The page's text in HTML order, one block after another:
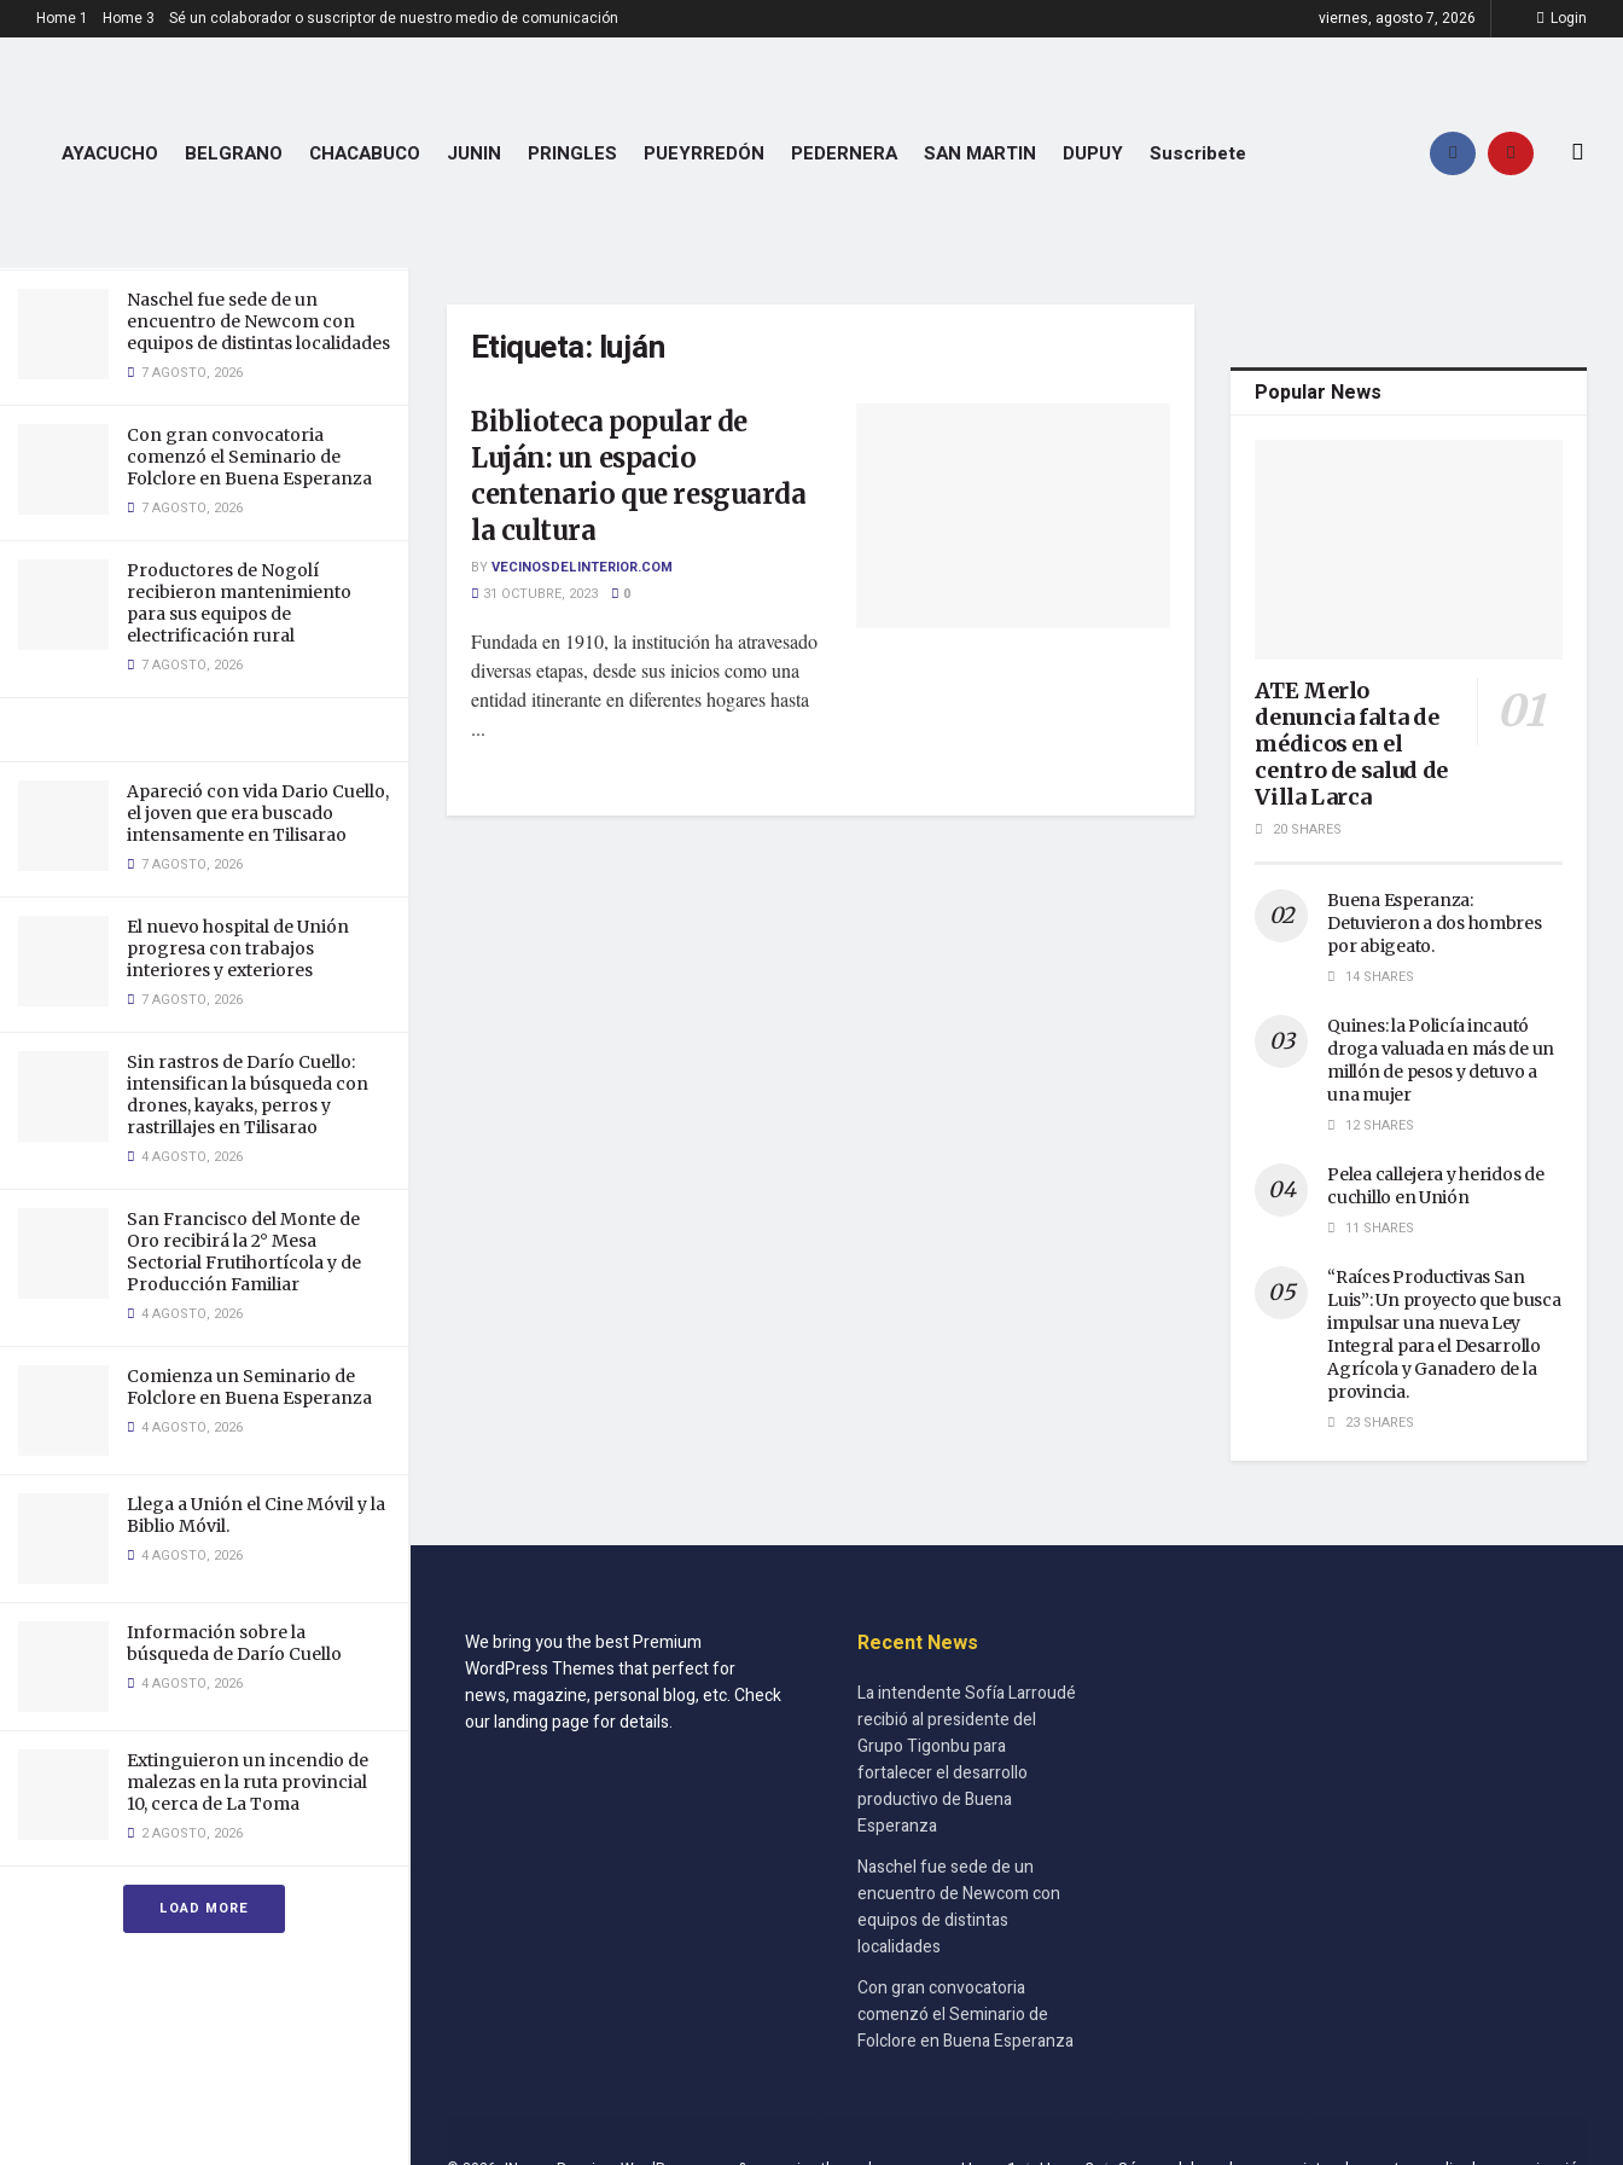
LATEST TRENDING
Tigonbu para fortalecer el
desarrollo productivo de Buena
Naschel fue sede de un
encuentro de Newcom con
equipos de distintas localidades
7 AGOSTO, 2026
Con gran convocatoria
comenzó el Seminario de
Folclore en Buena Esperanza
7 AGOSTO, 2026
Productores de Nogolí
recibieron mantenimiento
para sus equipos de
electrificación rural
7 AGOSTO, 2026
Apareció con vida Dario Cuello,
el joven que era buscado
intensamente en Tilisarao
7 AGOSTO, 2026
El nuevo hospital de Unión
progresa con trabajos
interiores y exteriores
7 AGOSTO, 2026
Sin rastros de Darío Cuello:
intensifican la búsqueda con
drones, kayaks, perros y
rastrillajes en Tilisarao
4 AGOSTO, 2026
San Francisco del Monte de
Oro recibirá la 2° Mesa
Sectorial Frutihortícola y de
Producción Familiar
4 AGOSTO, 2026
Comienza un Seminario de
Folclore en Buena Esperanza
4 AGOSTO, 2026
Llega a Unión el Cine Móvil y la
Biblio Móvil.
4 AGOSTO, 2026
Información sobre la
búsqueda de Darío Cuello
4 AGOSTO, 2026
Extinguieron un incendio de
malezas en la ruta provincial
10, cerca de La Toma
2 AGOSTO, 2026
LOAD MORE
Home 1 Home 3 Sé un colaborador o suscriptor de nuestro medio de comunicación viernes, agosto 7, 2026 Login
AYACUCHO BELGRANO CHACABUCO JUNIN PRINGLES PUEYRREDÓN PEDERNERA SAN MARTIN DUPUY Suscribete
Etiqueta: luján
Biblioteca popular de
Luján: un espacio
centenario que resguarda
la cultura
BYVECINOSDELINTERIOR.COM
31 OCTUBRE, 2023
0
Fundada en 1910, la institución ha atravesado
diversas etapas, desde sus inicios como una
entidad itinerante en diferentes hogares hasta
...
Popular News
ATE Merlo
denuncia falta de
médicos en el
centro de salud de
Villa Larca
20 SHARES
Buena Esperanza:
Detuvieron a dos hombres
por abigeato.
14 SHARES
Quines: la Policía incautó
droga valuada en más de un
millón de pesos y detuvo a
una mujer
12 SHARES
Pelea callejera y heridos de
cuchillo en Unión
11 SHARES
“Raíces Productivas San
Luis”: Un proyecto que busca
impulsar una nueva Ley
Integral para el Desarrollo
Agrícola y Ganadero de la
provincia.
23 SHARES
We bring you the best Premium
WordPress Themes that perfect for
news, magazine, personal blog, etc. Check
our landing page for details.
Recent News
La intendente Sofía Larroudé
recibió al presidente del
Grupo Tigonbu para
fortalecer el desarrollo
productivo de Buena
Esperanza
Naschel fue sede de un
encuentro de Newcom con
equipos de distintas
localidades
Con gran convocatoria
comenzó el Seminario de
Folclore en Buena Esperanza